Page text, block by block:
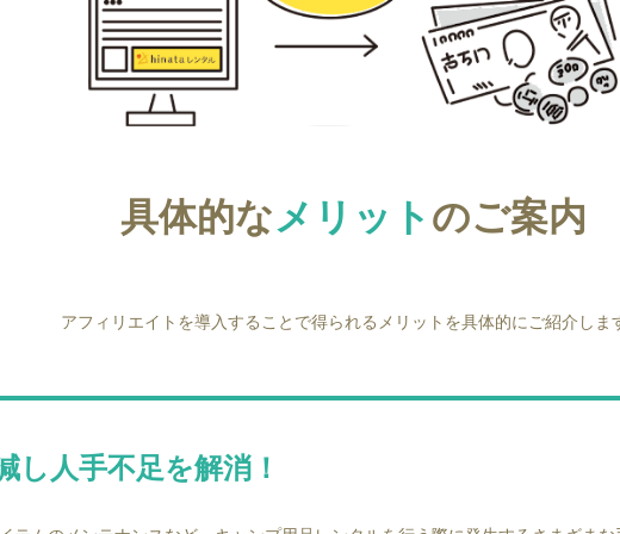
具体的なメリット のご案内
アフィリエイトを導入することで得られるメリットを具体的にご紹介しま
し人手不足を解消！